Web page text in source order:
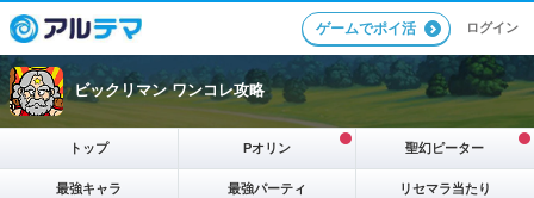
ゲームでポイ活 ログイン
ビックリマン ワンコレ攻略
トップ Pオリン 聖幻ピーター
最強キャラ 最強パーティ リセマラ当たり